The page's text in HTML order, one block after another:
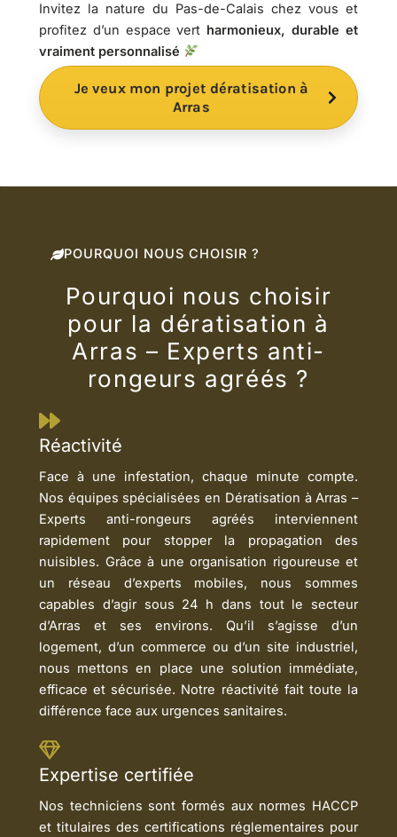
Invitez la nature du Pas-de-Calais chez vous et
profitez d’un espace vert harmonieux, durable et
vraiment personnalisé
Je veux mon projet dératisation à
Arras
POURQUOI NOUS CHOISIR ?
Pourquoi nous choisir
pour la dératisation à
Arras – Experts anti-
rongeurs agréés ?
Réactivité
Face à une infestation, chaque minute compte.
Nos équipes spécialisées en Dératisation à Arras –
Experts anti-rongeurs agréés interviennent
rapidement pour stopper la propagation des
nuisibles. Grâce à une organisation rigoureuse et
un réseau d’experts mobiles, nous sommes
capables d’agir sous 24 h dans tout le secteur
d’Arras et ses environs. Qu’il s’agisse d’un
logement, d’un commerce ou d’un site industriel,
nous mettons en place une solution immédiate,
efficace et sécurisée. Notre réactivité fait toute la
différence face aux urgences sanitaires.
Expertise certifiée
Nos techniciens sont formés aux normes HACCP
et titulaires des certifications réglementaires pour